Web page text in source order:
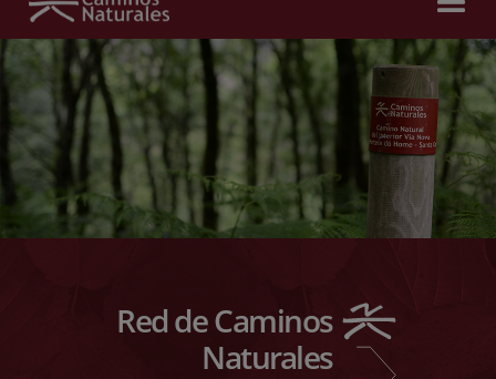
Red de Caminos
Naturales